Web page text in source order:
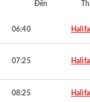
Đến
06:40
07:25
08:25